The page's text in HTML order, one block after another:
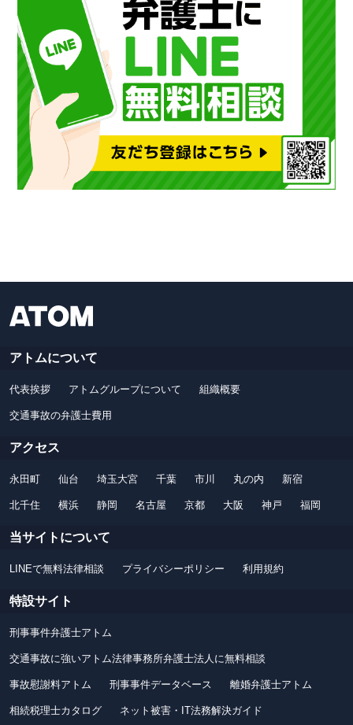
アトムについて
代表挨拶 アトムグループについて 組織概要
交通事故の弁護士費用
アクセス
永田町 仙台 埼玉大宮 千葉 市川 丸の内 新宿
北千住 横浜 静岡 名古屋 京都 大阪 神戸 福岡
当サイトについて
LINEで無料法律相談 プライバシーポリシー 利用規約
特設サイト
刑事事件弁護士アトム
交通事故に強いアトム法律事務所弁護士法人に無料相談
事故慰謝料アトム 刑事事件データベース 離婚弁護士アトム
相続税理士カタログ ネット被害・IT法務解決ガイド